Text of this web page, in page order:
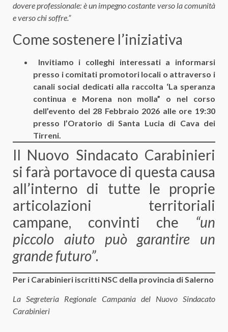
dovere professionale: è un impegno costante verso la comunità
e verso chi soffre.”
​Come sostenere l’iniziativa
​ Invitiamo i colleghi interessati a informarsi
presso i comitati promotori locali o attraverso i
canali social dedicati alla raccolta ‘La speranza
continua e Morena non molla”​ o nel corso
dell’evento del 28 Febbraio 2026 alle ore 19:30
presso l’Oratorio di Santa Lucia di Cava dei
Tirreni.
​Il Nuovo Sindacato Carabinieri
si farà portavoce di questa causa
all’interno di tutte le proprie
articolazioni territoriali
campane, convinti che “un
piccolo aiuto può garantire un
grande futuro”.
Per i Carabinieri iscritti NSC della provincia di Salerno
La Segreteria Regionale Campania del Nuovo Sindacato
Carabinieri